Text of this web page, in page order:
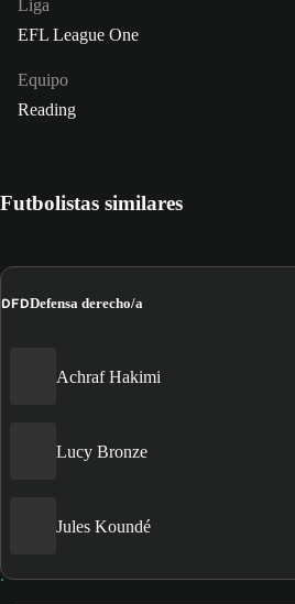
Liga
EFL League One
Equipo
Reading
Futbolistas similares
DFDDefensa derecho/a
Achraf Hakimi
Lucy Bronze
Jules Koundé